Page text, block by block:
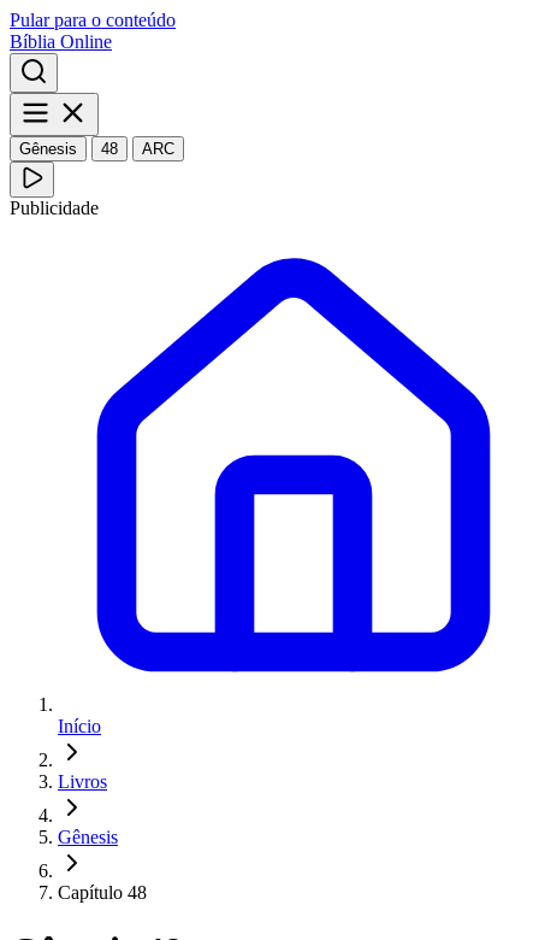
Pular para o conteúdo
Bíblia Online
Gênesis 48 ARC
Publicidade
Início
Livros
Gênesis
Capítulo 48